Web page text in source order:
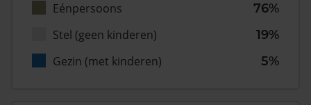
Eénpersoons
76%
Stel (geen kinderen)
19%
Gezin (met kinderen)
5%